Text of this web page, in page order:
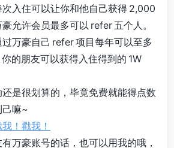
入住可以让你和他自己获得 2,000
允许会员最多可以 refer 五个人。
万豪自己 refer 项目每年可以至多
的朋友可以获得入住得到的 1W
是很划算的，毕竟免费就能得点数
己嘛~
！戳我！
万豪账号的话，也可以用我的哦，